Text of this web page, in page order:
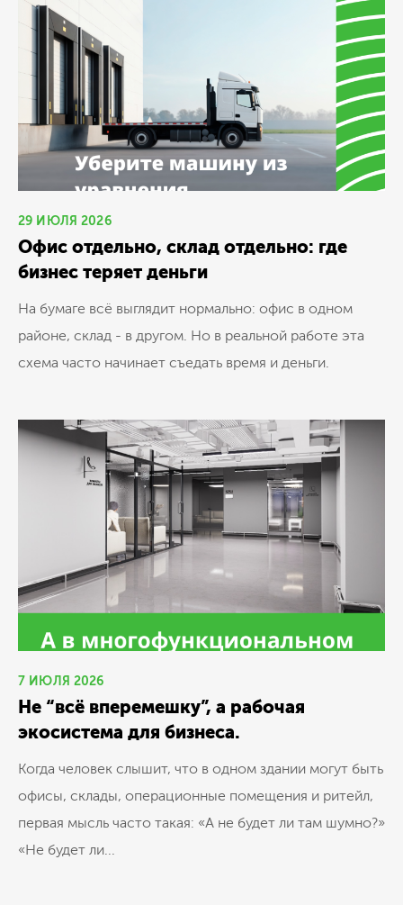
29 ИЮЛЯ 2026
Офис отдельно, склад отдельно: где
бизнес теряет деньги
На бумаге всё выглядит нормально: офис в одном
районе, склад - в другом. Но в реальной работе эта
схема часто начинает съедать время и деньги.
7 ИЮЛЯ 2026
Не “всё вперемешку”, а рабочая
экосистема для бизнеса.
Когда человек слышит, что в одном здании могут быть
офисы, склады, операционные помещения и ритейл,
первая мысль часто такая: «А не будет ли там шумно?»
«Не будет ли...